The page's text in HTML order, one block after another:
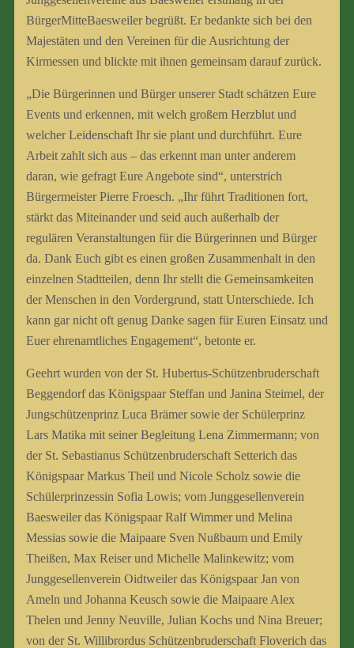
BürgerMitteBaesweiler begrüßt. Er bedankte sich bei den
Majestäten und den Vereinen für die Ausrichtung der
Kirmessen und blickte mit ihnen gemeinsam darauf zurück.
„Die Bürgerinnen und Bürger unserer Stadt schätzen Eure
Events und erkennen, mit welch großem Herzblut und
welcher Leidenschaft Ihr sie plant und durchführt. Eure
Arbeit zahlt sich aus – das erkennt man unter anderem
daran, wie gefragt Eure Angebote sind“, unterstrich
Bürgermeister Pierre Froesch. „Ihr führt Traditionen fort,
stärkt das Miteinander und seid auch außerhalb der
regulären Veranstaltungen für die Bürgerinnen und Bürger
da. Dank Euch gibt es einen großen Zusammenhalt in den
einzelnen Stadtteilen, denn Ihr stellt die Gemeinsamkeiten
der Menschen in den Vordergrund, statt Unterschiede. Ich
kann gar nicht oft genug Danke sagen für Euren Einsatz und
Euer ehrenamtliches Engagement“, betonte er.
Geehrt wurden von der St. Hubertus-Schützenbruderschaft
Beggendorf das Königspaar Steffan und Janina Steimel, der
Jungschützenprinz Luca Brämer sowie der Schülerprinz
Lars Matika mit seiner Begleitung Lena Zimmermann; von
der St. Sebastianus Schützenbruderschaft Setterich das
Königspaar Markus Theil und Nicole Scholz sowie die
Schülerprinzessin Sofia Lowis; vom Junggesellenverein
Baesweiler das Königspaar Ralf Wimmer und Melina
Messias sowie die Maipaare Sven Nußbaum und Emily
Theißen, Max Reiser und Michelle Malinkewitz; vom
Junggesellenverein Oidtweiler das Königspaar Jan von
Ameln und Johanna Keusch sowie die Maipaare Alex
Thelen und Jenny Neuville, Julian Kochs und Nina Breuer;
von der St. Willibrordus Schützenbruderschaft Floverich das